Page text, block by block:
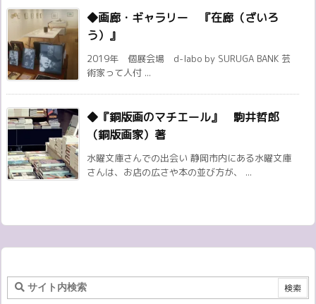
◆画廊・ギャラリー 『在廊（ざいろ
う）』
2019年 個展会場 d-labo by SURUGA BANK 芸
術家って人付 ...
◆『銅版画のマチエール』 駒井哲郎
（銅版画家）著
水曜文庫さんでの出会い 静岡市内にある水曜文庫
さんは、お店の広さや本の並び方が、 ...